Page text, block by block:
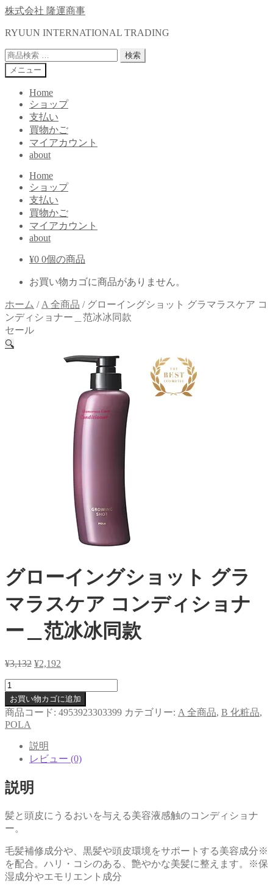
ナ
ゲ
ー
シ
ョ
コ
テ
ン
ツ
へ
株式会社 隆運商事
RYUUN INTERNATIONAL TRADING
検
索
対
検索
メニュー
Home
ショップ
支払い
買物かご
マイアカウント
about
Home
ショップ
支払い
買物かご
マイアカウント
about
¥0 0個の商品
お買い物カゴに商品がありません。
ホーム / A 全商品 / グローイングショット グラマラスケア コ
ンディショナー＿范冰冰同款
セール
🔍
グローイングショット グラ
マラスケア コンディショナ
ー＿范冰冰同款
¥3,132 元
価
格
は
し
た。
¥2,192
の
価
格
す。
グ
ロ
ー
イ
ッ
グ
ラ
ラ
ス
ケ
お買い物カゴに追加
商品コード: 4953923303399 カテゴリー: A 全商品, B 化粧品,
POLA
説明
レビュー (0)
説明
髪と頭皮にうるおいを与える美容液感触のコンディショナ
ー。
毛髪補修成分や、黒髪や頭皮環境をサポートする美容成分※
を配合。ハリ・コシのある、艶やかな美髪に整えます。※保
湿成分やエモリエント成分